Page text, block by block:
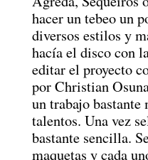
hacer un tebeo un
diversos estilos y
hacía el disco con
editar el proyecto
por Christian
un trabajo
talentos. Una vez
bastante sencilla.
maquetas y cada